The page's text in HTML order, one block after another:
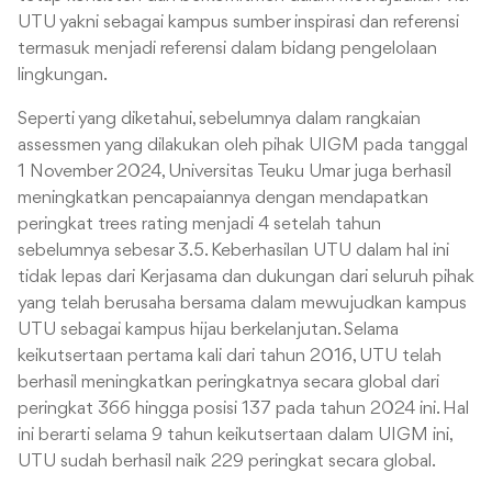
UTU yakni sebagai kampus sumber inspirasi dan referensi
termasuk menjadi referensi dalam bidang pengelolaan
lingkungan.
Seperti yang diketahui, sebelumnya dalam rangkaian
assessmen yang dilakukan oleh pihak UIGM pada tanggal
1 November 2024, Universitas Teuku Umar juga berhasil
meningkatkan pencapaiannya dengan mendapatkan
peringkat trees rating menjadi 4 setelah tahun
sebelumnya sebesar 3.5. Keberhasilan UTU dalam hal ini
tidak lepas dari Kerjasama dan dukungan dari seluruh pihak
yang telah berusaha bersama dalam mewujudkan kampus
UTU sebagai kampus hijau berkelanjutan. Selama
keikutsertaan pertama kali dari tahun 2016, UTU telah
berhasil meningkatkan peringkatnya secara global dari
peringkat 366 hingga posisi 137 pada tahun 2024 ini. Hal
ini berarti selama 9 tahun keikutsertaan dalam UIGM ini,
UTU sudah berhasil naik 229 peringkat secara global.